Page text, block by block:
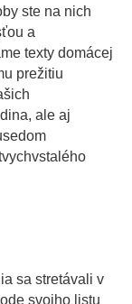
ste na nich
a
texty domácej
prežitiu
ale aj
sa stretávali v
svojho listu